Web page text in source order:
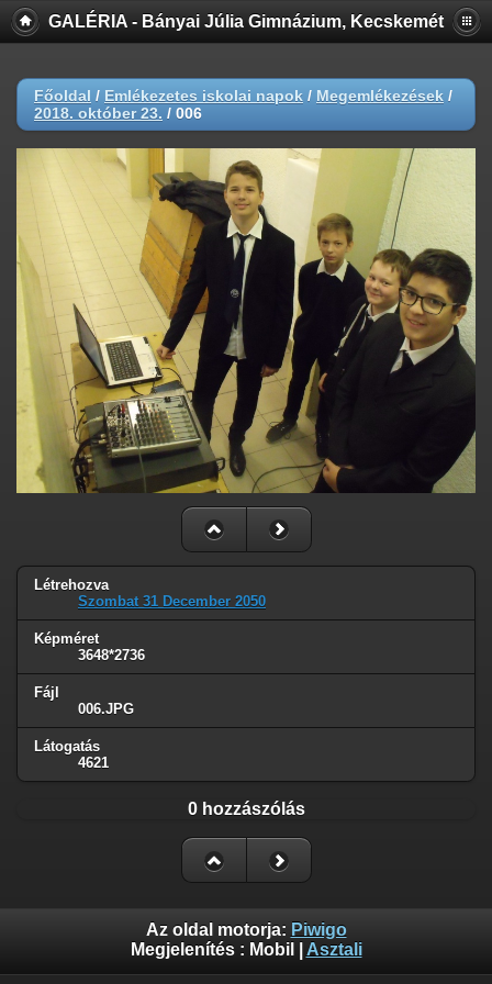
GALÉRIA - Bányai Júlia Gimnázium, Kecskemét
Főoldal / Emlékezetes iskolai napok / Megemlékezések /
2018. október 23. / 006
Létrehozva
Szombat 31 December 2050
Képméret
3648*2736
Fájl
006.JPG
Látogatás
4621
0 hozzászólás
Az oldal motorja: Piwigo
Megjelenítés : Mobil Asztali